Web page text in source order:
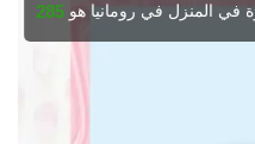
في المنزل في رومانيا هو